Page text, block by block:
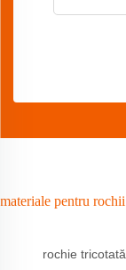
materiale pentru rochii
rochie tricotată